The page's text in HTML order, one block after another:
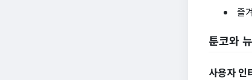
즐
툰코와
사용자 인